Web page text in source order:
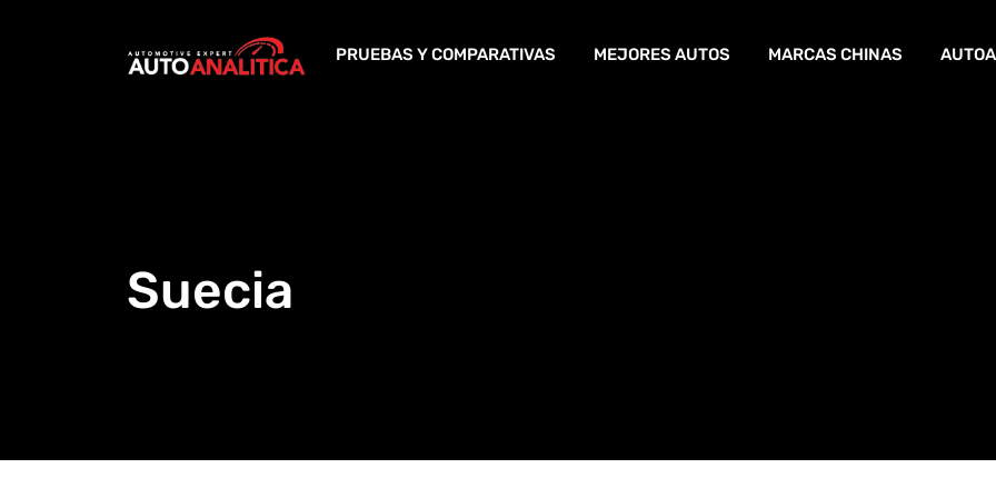
PRUEBAS Y COMPARATIVAS MEJORES AUTOS MARCAS CHINAS
Suecia